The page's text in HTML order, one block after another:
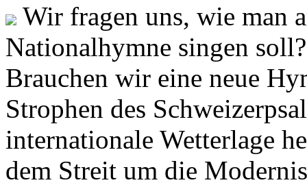
Wir fragen uns, wie man
Nationalhymne singen
Brauchen wir eine neue
Strophen des
internationale Wetterlage
dem Streit um die